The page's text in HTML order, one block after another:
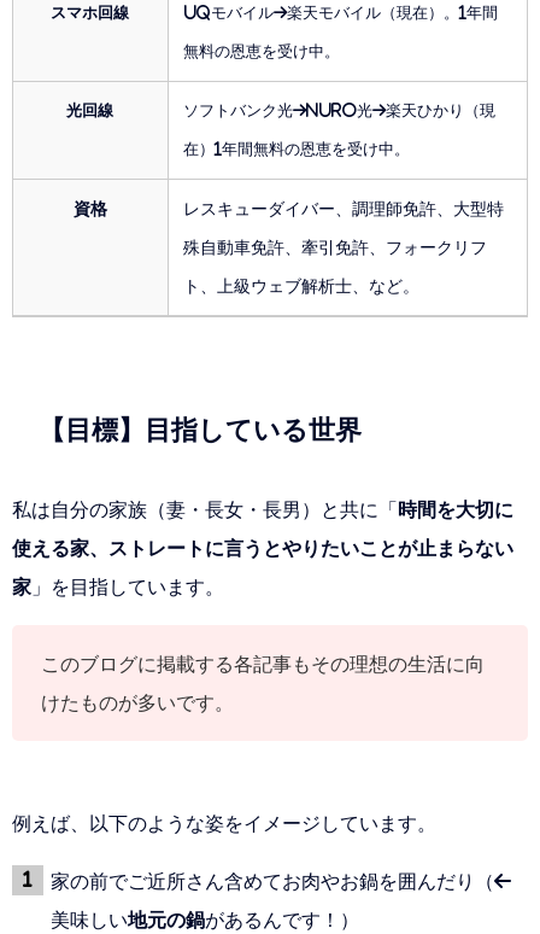
スマホ回線 UQモバイル→楽天モバイル（現在）。1年間
無料の恩恵を受け中。
光回線 ソフトバンク光→NURO光→楽天ひかり（現
在）1年間無料の恩恵を受け中。
資格 レスキューダイバー、調理師免許、大型特
殊自動車免許、牽引免許、フォークリフ
ト、上級ウェブ解析士、など。
【目標】目指している世界
私は自分の家族（妻・長女・長男）と共に「 時間を大切に
使える家、ストレートに言うとやりたいことが止まらない
家 」を目指しています。
このブログに掲載する各記事もその理想の生活に向
けたものが多いです。
例えば、以下のような姿をイメージしています。
家の前でご近所さん含めてお肉やお鍋を囲んだり（←
美味しい地元の鍋があるんです！）